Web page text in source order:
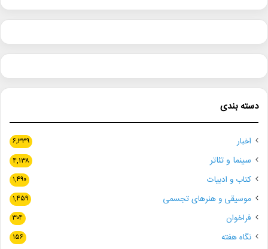
دسته بندی
اخبار ۶,۳۳۹
سینما و تئاتر ۴,۱۳۸
کتاب و ادبیات ۱,۴۹۰
موسیقی و هنرهای تجسمی ۱,۴۵۹
فراخوان ۳۰۴
نگاه هفته ۱۵۶